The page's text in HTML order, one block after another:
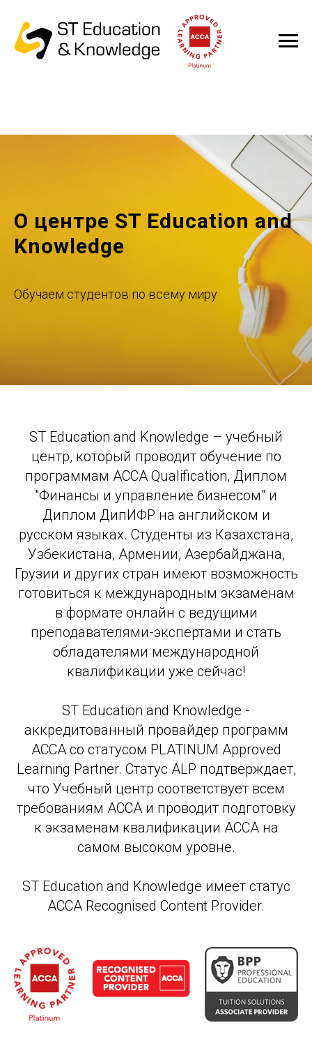
О центре ST Education and
Knowledge
Обучаем студентов по всему миру
ST Education and Knowledge – учебный
центр, который проводит обучение по
программам ACCA Qualification, Диплом
"Финансы и управление бизнесом" и
Диплом ДипИФР на английском и
русском языках. Студенты из Казахстана,
Узбекистана, Армении, Азербайджана,
Грузии и других стран имеют возможность
готовиться к международным экзаменам
в формате онлайн с ведущими
преподавателями-экспертами и стать
обладателями международной
квалификации уже сейчас!
ST Education and Knowledge -
аккредитованный провайдер программ
АССА со статусом PLATINUM Approved
Learning Partner. Статус ALP подтверждает,
что Учебный центр соответствует всем
требованиям АССА и проводит подготовку
к экзаменам квалификации АССА на
самом высоком уровне.
ST Education and Knowledge имеет статус
ACCA Recognised Content Provider.